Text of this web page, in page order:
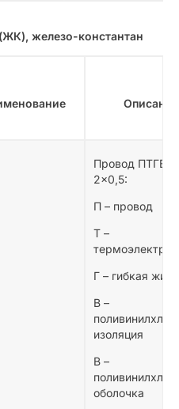
железо-константан
Описание
Провод
2×0,5:
П – провод
Т –
Г – гибкая жила
В –
изоляция
В –
оболочка